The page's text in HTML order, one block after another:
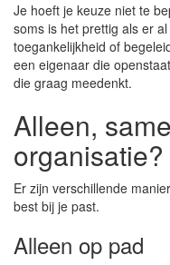
Je hoeft je keuze niet te
soms is het prettig als er
toegankelijkheid of
een eigenaar die
die graag meedenkt.
Alleen,
organisatie?
Er zijn verschillende
best bij je past.
Alleen op pad